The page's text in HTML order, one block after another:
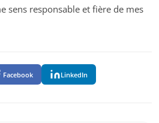
sens responsable et fière de mes
Facebook LinkedIn